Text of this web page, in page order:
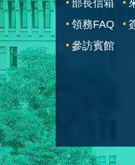
部長信箱
領務FAQ
參訪賓館